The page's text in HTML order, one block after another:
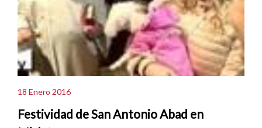
18 Enero 2016
Festividad de San Antonio Abad en